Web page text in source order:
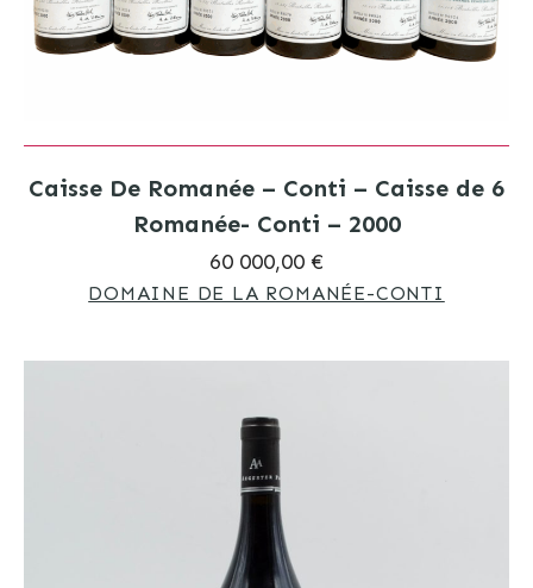
Caisse De Romanée – Conti – Caisse de 6
Romanée- Conti – 2000
60 000,00 €
DOMAINE DE LA ROMANÉE-CONTI